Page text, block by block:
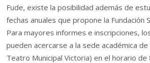
Fude, existe la posibilidad además de
fechas anuales que propone la Fundación
Para mayores informes e inscripciones,
pueden acercarse a la sede académica de
Teatro Municipal Victoria) en el horario de